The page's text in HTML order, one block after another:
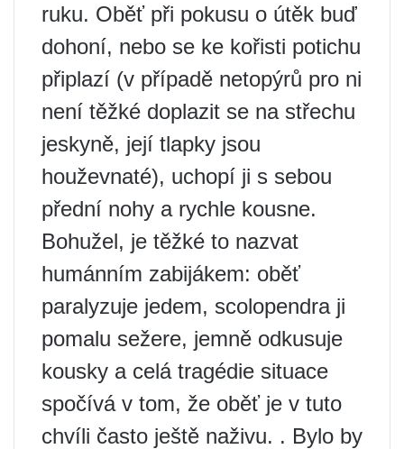
ruku. Oběť při pokusu o útěk buď
dohoní, nebo se ke kořisti potichu
připlazí (v případě netopýrů pro ni
není těžké doplazit se na střechu
jeskyně, její tlapky jsou
houževnaté), uchopí ji s sebou
přední nohy a rychle kousne.
Bohužel, je těžké to nazvat
humánním zabijákem: oběť
paralyzuje jedem, scolopendra ji
pomalu sežere, jemně odkusuje
kousky a celá tragédie situace
spočívá v tom, že oběť je v tuto
chvíli často ještě naživu. . Bylo by